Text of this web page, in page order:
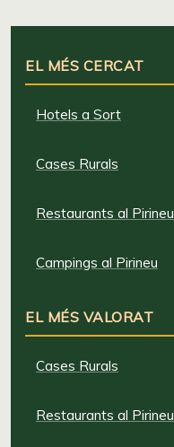
EL MÉS CERCAT
Hotels a Sort
Cases Rurals
Restaurants al Pirineu
Campings al Pirineu
EL MÉS VALORAT
Cases Rurals
Restaurants al Pirineu